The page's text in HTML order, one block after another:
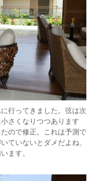
行ってきました。弦は次
さくなりつつあります
ので修正。これは予測で
ていないとダメだよね、
ます。